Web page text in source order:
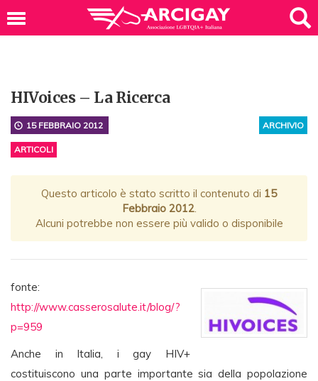
HIVoices – La Ricerca
ARCHIVIO
15 FEBBRAIO 2012
ARTICOLI
Questo articolo è stato scritto il contenuto di 15
Febbraio 2012.
Alcuni potrebbe non essere più valido o disponibile
fonte:
http://www.casserosalute.it/blog/?
p=959
Anche in Italia, i gay HIV+
costituiscono una parte importante sia della popolazione